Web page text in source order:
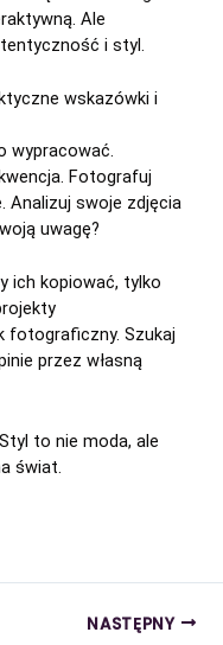
Ale
i styl.
wskazówki i
wypracować.
Fotografuj
Analizuj swoje zdjęcia
uwagę?
ich kopiować, tylko
fotograficzny. Szukaj
przez własną
to nie moda, ale
świat.
NASTĘPNY